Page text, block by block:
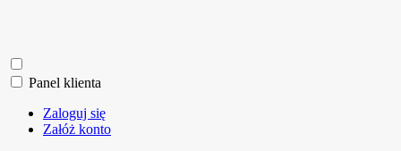
Panel klienta
Zaloguj się
Załóż konto